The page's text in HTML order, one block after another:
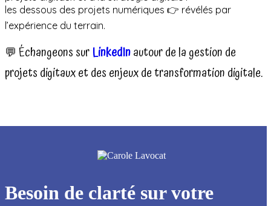
les dessous des projets numériques 👉 révélés par
l’expérience du terrain.
💬 Échangeons surLinkedInautour de la gestion de
projets digitaux et des enjeux de transformation digitale.
Besoin de clarté sur votre